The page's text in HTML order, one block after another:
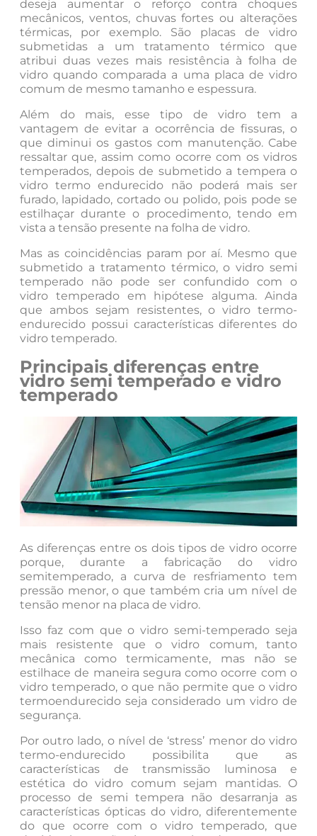
deseja aumentar o reforço contra choques
mecânicos, ventos, chuvas fortes ou alterações
térmicas, por exemplo. São placas de vidro
submetidas a um tratamento térmico que
atribui duas vezes mais resistência à folha de
vidro quando comparada a uma placa de vidro
comum de mesmo tamanho e espessura.
Além do mais, esse tipo de vidro tem a
vantagem de evitar a ocorrência de fissuras, o
que diminui os gastos com manutenção. Cabe
ressaltar que, assim como ocorre com os vidros
temperados, depois de submetido a tempera o
vidro termo endurecido não poderá mais ser
furado, lapidado, cortado ou polido, pois pode se
estilhaçar durante o procedimento, tendo em
vista a tensão presente na folha de vidro.
Mas as coincidências param por aí. Mesmo que
submetido a tratamento térmico, o vidro semi
temperado não pode ser confundido com o
vidro temperado em hipótese alguma. Ainda
que ambos sejam resistentes, o vidro termo-
endurecido possui características diferentes do
vidro temperado.
Principais diferenças entre
vidro semi temperado e vidro
temperado
As diferenças entre os dois tipos de vidro ocorre
porque, durante a fabricação do vidro
semitemperado, a curva de resfriamento tem
pressão menor, o que também cria um nível de
tensão menor na placa de vidro.
Isso faz com que o vidro semi-temperado seja
mais resistente que o vidro comum, tanto
mecânica como termicamente, mas não se
estilhace de maneira segura como ocorre com o
vidro temperado, o que não permite que o vidro
termoendurecido seja considerado um vidro de
segurança.
Por outro lado, o nível de ‘stress’ menor do vidro
termo-endurecido possibilita que as
características de transmissão luminosa e
estética do vidro comum sejam mantidas. O
processo de semi tempera não desarranja as
características ópticas do vidro, diferentemente
do que ocorre com o vidro temperado, que